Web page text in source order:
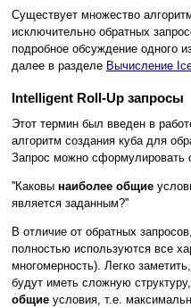
Существует множество
исключительно обратных
подробное обсуждение одного
далее в разделе Вычисление
Intelligent Roll-Up запросы
Этот термин был введен в
алгоритм создания куба для
Запрос можно
''Каковы наиболее общие
является заданным?''
В отличие от обратных
полностью используются все
многомерность). Легко
будут иметь сложную
общие условия, т.е.